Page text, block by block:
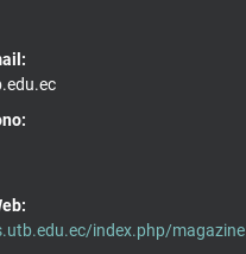
index.php/magazine